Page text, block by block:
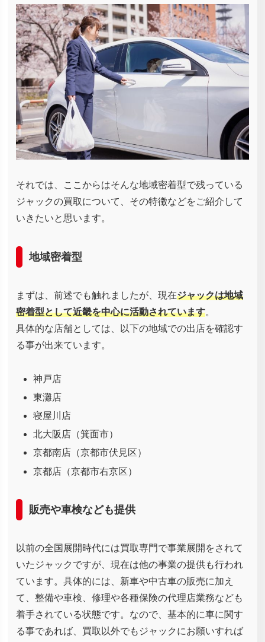
それでは、ここからはそんな地域密着型で残っている
ジャックの買取について、その特徴などをご紹介して
いきたいと思います。
地域密着型
まずは、前述でも触れましたが、現在ジャックは地域
密着型として近畿を中心に活動されています。
具体的な店舗としては、以下の地域での出店を確認す
る事が出来ています。
神戸店
東灘店
寝屋川店
北大阪店（箕面市）
京都南店（京都市伏見区）
京都店（京都市右京区）
販売や車検なども提供
以前の全国展開時代には買取専門で事業展開をされて
いたジャックですが、現在は他の事業の提供も行われ
ています。具体的には、新車や中古車の販売に加え
て、整備や車検、修理や各種保険の代理店業務なども
着手されている状態です。なので、基本的に車に関す
る事であれば、買取以外でもジャックにお願いすれば